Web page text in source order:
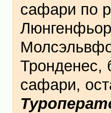
сафари по
Тронденес,
сафари,